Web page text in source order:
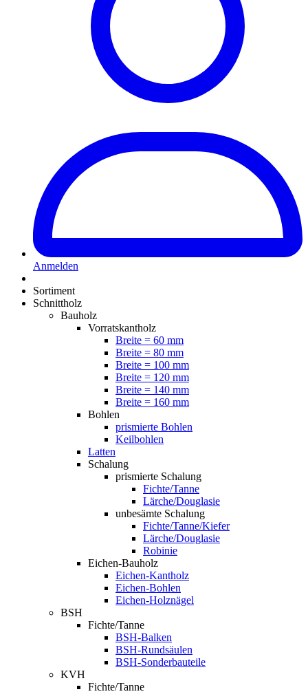
Anmelden
Sortiment
Schnittholz
Bauholz
Vorratskantholz
Breite = 60 mm
Breite = 80 mm
Breite = 100 mm
Breite = 120 mm
Breite = 140 mm
Breite = 160 mm
Bohlen
prismierte Bohlen
Keilbohlen
Latten
Schalung
prismierte Schalung
Fichte/Tanne
Lärche/Douglasie
unbesämte Schalung
Fichte/Tanne/Kiefer
Lärche/Douglasie
Robinie
Eichen-Bauholz
Eichen-Kantholz
Eichen-Bohlen
Eichen-Holznägel
BSH
Fichte/Tanne
BSH-Balken
BSH-Rundsäulen
BSH-Sonderbauteile
KVH
Fichte/Tanne